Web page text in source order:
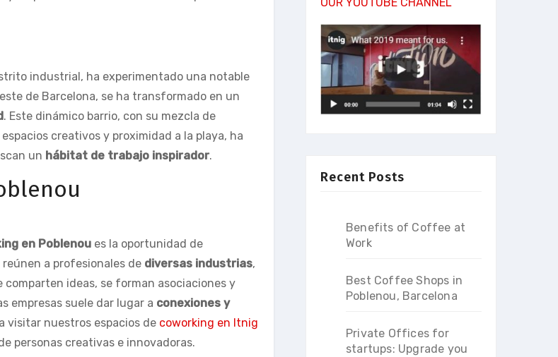
industrial, ha experimentado una notable
de Barcelona, se ha transformado en un
. Este dinámico barrio, con su mezcla de
creativos y proximidad a la playa, ha
un hábitat de trabajo inspirador.
en Poblenou es la oportunidad de
a profesionales de diversas industrias,
ideas, se forman asociaciones y
empresas suele dar lugar a conexiones y
visitar nuestros espacios de coworking en Itnig
personas creativas e innovadoras.
Recent Posts
Benefits of Coffee at
Work
Best Coffee Shops in
Poblenou, Barcelona
Private Offices for
startups: Upgrade you